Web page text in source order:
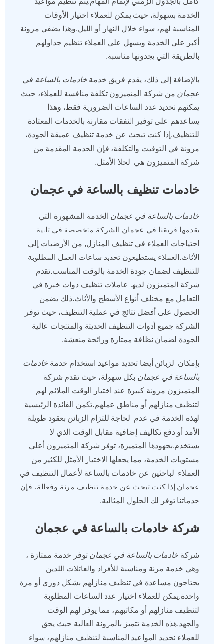
الخدمة بسهولة، حيث يمكن للعملاء اختيار الأوقات
المناسبة لهم، سواء خلال النهار أو الليل.وهذا يضفي مرونة
أكبر على الخدمة ويسهل على العملاء تنظيم جداولهم
بالطريقة التي يجدونها مناسبة.
بالإضافة إلى ذلك، يقدم فريق خدمة خادمات بالساعة في
عجمان من شركة المتميزون تكلفة منافسة للعملاء، حيث
يمكنهم تحديد عدد الساعات الضرورية فقط، وهذا
يساعدهم على توفير النفقات مقارنة بالخدمات المعتادة
للتنظيف.إذا كنت تبحث عن خدمة تنظيف عميقة الجودة،
مرونة في التوقيت والتكلفة، فإن الخدمة المقدمة من
شركة المتميزون هي الحلا الأمثل.
خادمات تنظيف بالساعة في عجمان
خادمات بالساعة في عجمان الخدمة المشهورة التي
يقدمها فريقنا في عجمان.الشركة متخصصة في تلبية
احتياجات العملاء في تنظيف المنازل, من الأرضيات إلى
الأثاث.العملاء يستطيعون تحديد ساعات العمل المطلوبة
للتنظيف لضمان جودة الخدمة بالوقت المناسب.تقدم
شركة المتميزون لديها عاملات تنظيف ذوات خبرة في
التعامل مع مختلف أنواع الأسطح والأثاث.ذلك يضمن
الحصول على أفضل نتائج في عملية التنظيف، حيث توفر
الشركة جميع أدوات التنظيف الحديثة والمنتجات عالية
الجودة لضمان نظافة ممتازة ورائحة منعشة.
بإمكان الزبائن أيضا تحديد مواعيد استخدام خدمة خادمات
بالساعة في عجمان بكل سهولة، حيث تقدم شركة
المتميزون مرونة كبيرة عند اختيار الوقت الملائم لهم
لتنظيف منازلهم أو مناطق عملهم.تكمن الفائدة الرئيسية
لهذه الخدمة في عدم الحاجة للتزام الزبائن بعقود طويلة
الأمد أو دفع تكاليف إضافية مقابل الوقت الذي لا
يستخدم.بجهودها المتميزة، توفر شركة المتميزون أعلى
مستويات الخدمة، مما يجعلها الاختيار الأمثل للكثير من
العملاء الباحثين عن خادمات بالساعة لأعمال التنظيف في
عجمان.إذا كنت تبحث عن خدمة تنظيف مرنة وفعالة، فإن
خدماتنا توفر لك الحلول المثالية.
شركة خادمات بالساعة في عجمان
شركة خادمات بالساعة في عجمان توفر خدمة ممتازة ،
وهي خدمة مرنة ومناسبة للأفراد والعائلات اللذين
يحتاجون مساعدة في تنظيف منازلهم بشكل دوري أو مرة
واحدة.يمكن للعملاء اختيار عدد الساعات المطلوبة
لتنظيف منازلهم أو مكاتبهم، مما يوفر لهم الوقت
والجهد.هذه الخدمة تتميز بالمرونة العالية حيث يحق
للعملاء تحديد المواعيد المناسبة لتنظيف منازلهم، سواء